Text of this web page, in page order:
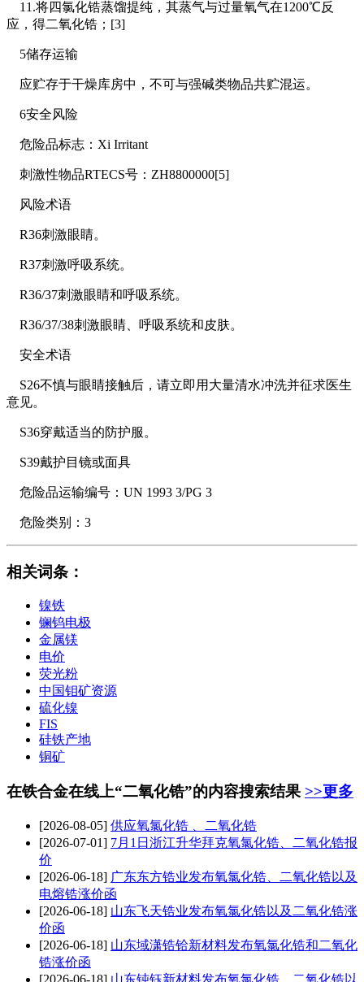
11.将四氯化锆蒸馏提纯，其蒸气与过量氧气在1200℃反
应，得二氧化锆；[3]
5储存运输
应贮存于干燥库房中，不可与强碱类物品共贮混运。
6安全风险
危险品标志：Xi Irritant
刺激性物品RTECS号：ZH8800000[5]
风险术语
R36刺激眼睛。
R37刺激呼吸系统。
R36/37刺激眼睛和呼吸系统。
R36/37/38刺激眼睛、呼吸系统和皮肤。
安全术语
S26不慎与眼睛接触后，请立即用大量清水冲洗并征求医生
意见。
S36穿戴适当的防护服。
S39戴护目镜或面具
危险品运输编号：UN 1993 3/PG 3
危险类别：3
相关词条 ：
镍铁
镧钨电极
金属镁
电价
荧光粉
中国钼矿资源
硫化镍
FIS
硅铁产地
铜矿
在铁合金在线上“二氧化锆”的内容搜索结果 >>更多
[2026-08-05] 供应氧氯化锆 、
二氧化锆
[2026-07-01] 7月1日浙江升华拜克氧氯化锆、 二氧化锆报
价
[2026-06-18] 广东东方锆业发布氧氯化锆、 二氧化锆以及
电熔锆涨价函
[2026-06-18] 山东飞天锆业发布氧氯化锆以及 二氧化锆涨
价函
[2026-06-18] 山东域潇锆铪新材料发布氧氯化锆和二氧化
锆涨价函
[2026-06-18] 山东钝钰新材料发布氧氯化锆、 二氧化锆 以